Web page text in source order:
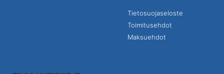
Tietosuojaseloste
Toimitusehdot
Maksuehdot